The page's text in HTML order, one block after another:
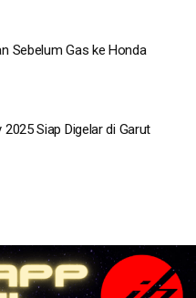
Sebelum Gas ke Honda
Siap Digelar di Garut